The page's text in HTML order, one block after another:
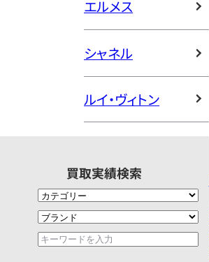
エルメス
シャネル
ルイ・ヴィトン
買取実績検索